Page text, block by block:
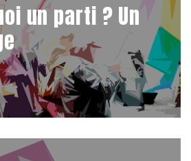
un parti ? Un